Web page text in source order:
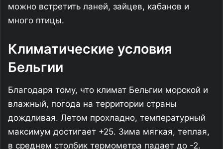
можно встретить ланей, зайцев, кабанов и
много птицы.
Климатические условия
Бельгии
Благодаря тому, что климат Бельгии морской и
влажный, погода на территории страны
дождливая. Летом прохладно, температурный
максимум достигает +25. Зима мягкая, теплая,
в среднем столбик термометра падает до -2.